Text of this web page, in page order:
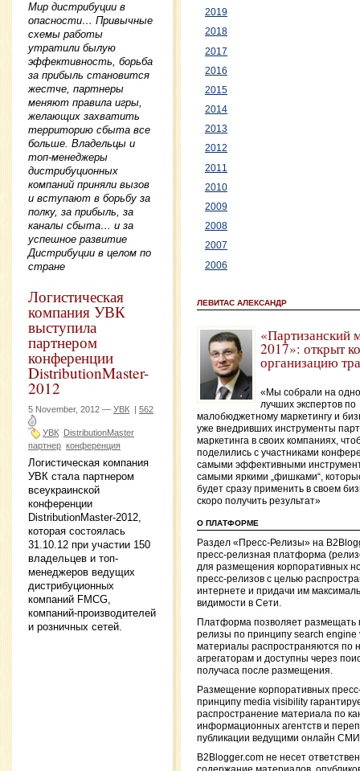
Мир дистрибуции в
опасности… Привычные
схемы работы
утратили былую
эффективность, борьба
за прибыль становится
жестче, партнеры
меняют правила игры,
желающих захватить
территорию сбыта все
больше. Владельцы и
топ-менеджеры
дистрибуционных
компаний приняли вызов
и вступают в борьбу за
полку, за прибыль, за
каналы сбыта… и за
успешное развитие
Дистрибуции в целом по
стране
Логистическая
компания УВК
выступила
партнером
конференции
DistributionMaster-
2012
5 November, 2012 — УВК | 562
УВК DistributionMaster
партнер конференция
Логистическая компания
УВК стала партнером
всеукраинской
конференции
DistributionMaster-2012,
которая состоялась
31.10.12 при участии 150
владельцев и топ-
менеджеров ведущих
дистрибуционных
компаний FMCG,
компаний-производителей
и розничных сетей.
2019
2018
2017
2016
2015
2014
2013
2012
2011
2010
2009
2008
2007
2006
ЛЕВИТАС АЛЕКСАНДР
«Партизанский
2017»: открыт
организацию
«Мы собрали на
лучших экспертов по
малобюджетному маркетингу и
уже внедривших инструменты
маркетинга в своих компаниях,
поделились с участниками
самыми эффективными
самыми яркими „фишками“,
будет сразу применить в своем
скоро получить результат»
О ПЛАТФОРМЕ
Раздел «Пресс-Релизы» на
пресс-релизная платформа
для размещения корпоративных
пресс-релизов с целью
интернете и придачи им
видимости в Сети.
Платформа позволяет размещать
релизы по принципу search engine
материалы распространяются по
агрегаторам и доступны через
получаса после размещения.
Размещение корпоративных
принципу media visibility
распространение материала по
информационных агентств и
публикации ведущими онлайн
B2Blogger.com не несет